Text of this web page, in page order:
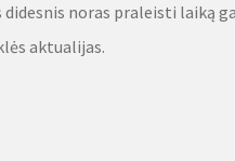
noras praleisti laiką
aktualijas.